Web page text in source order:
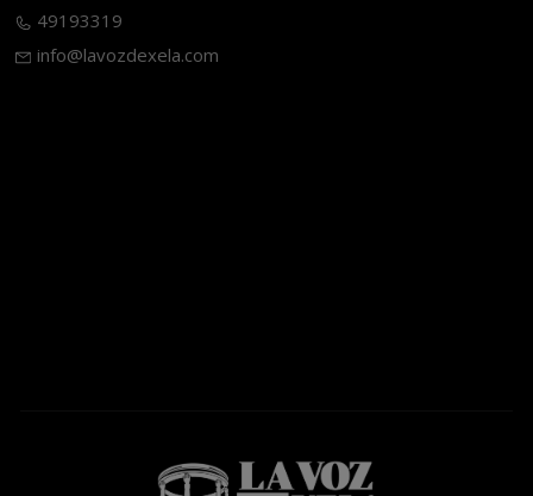
49193319
info@lavozdexela.com